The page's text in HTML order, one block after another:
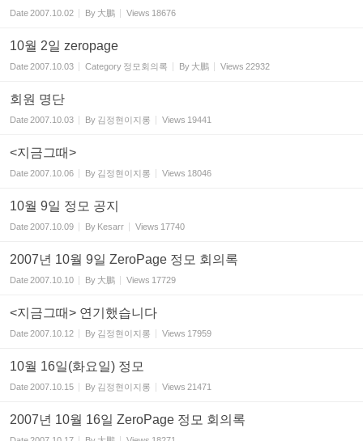
Date2007.10.02 By 大鵬 Views 18676
10월 2일 zeropage
Date2007.10.03 Category 정모회의록 By 大鵬 Views 22932
회원 명단
Date2007.10.03 By 김정현이지롱 Views 19441
<지금그때>
Date2007.10.06 By 김정현이지롱 Views 18046
10월 9일 정모 공지
Date2007.10.09 By Kesarr Views 17740
2007년 10월 9일 ZeroPage 정모 회의록
Date2007.10.10 By 大鵬 Views 17729
<지금그때> 연기했습니다
Date2007.10.12 By 김정현이지롱 Views 17959
10월 16일(화요일) 정모
Date2007.10.15 By 김정현이지롱 Views 21471
2007년 10월 16일 ZeroPage 정모 회의록